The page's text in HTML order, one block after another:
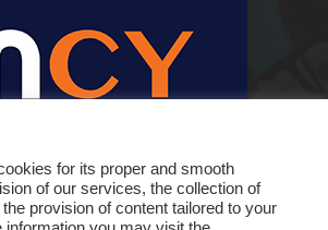
for its proper and smooth
of our services, the collection of
provision of content tailored to your